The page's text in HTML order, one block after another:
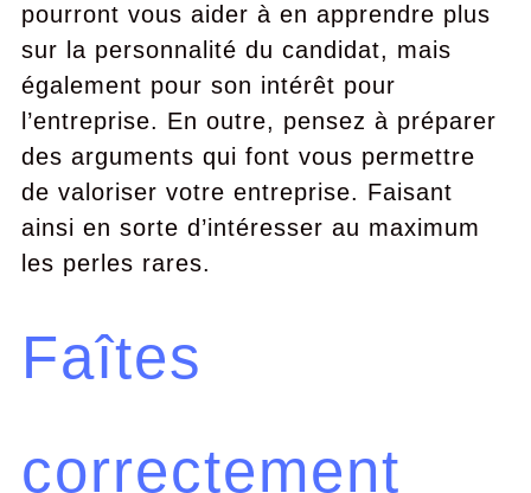
pourront vous aider à en apprendre plus
sur la personnalité du candidat, mais
également pour son intérêt pour
l’entreprise. En outre, pensez à préparer
des arguments qui font vous permettre
de valoriser votre entreprise. Faisant
ainsi en sorte d’intéresser au maximum
les perles rares.
Faîtes
correctement